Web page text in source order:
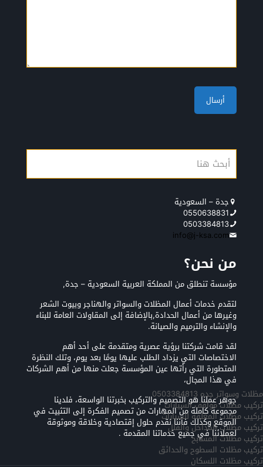
جدة – السعودية
0550638831
0503384813
info@j-ksa.com
من نحن؟
مؤسسة تنطلق من المملكة العربية السعودية – جدة,
لتقدم خدمات أعمال المظلات والسواتر والهناجر وبيوت الشعر
وغيرها من أعمال الحدادة,بالإضافة إلى المقاولات العامة للبناء
والإنشاء والترميم والصيانة.
لقد قامت شركتنا برؤية عصرية ومتقدمة على أحد أهم
الاختصاصات التي يزداد الطلب عليها يومًا بعد يوم، وتلك النظرة
المتطورة التي رأتها عين المؤسسة جعلت منها من أهم الشركات
في هذا المجال،
جوهر عملنا هو التصميم والتركيب بخبرتنا الواسعة، فلدينا
مجموعة كاملة من المهارات من تصميم الفكرة إلى التثبيت في
الموقع وكذلك فأننا نقدم حلول إقتصادية وخلاقة وموثوقة
لعملائنا في جميع خدماتنا المقدمة .
مظلات وسواتر جده 0503384813
تركيب مظلات مواقف السيارات
تركيب مظلات المعلقه للسيارات
تركيب مظلات المداخل والفلل
تركيب مظلات المسابح
تركيب مظلات السطوح والحدائق
تركيب مظلات اللسكان